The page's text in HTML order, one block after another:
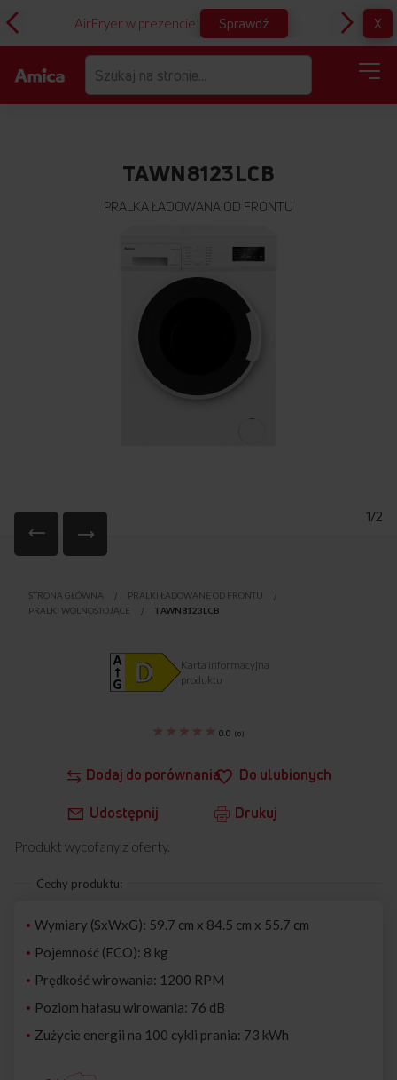
AirFryer w prezencie! Sprawdź X
TAWN8123LCB
PRALKA ŁADOWANA OD FRONTU
1/2
początek
STRONA GŁÓWNA
PRALKI ŁADOWANE OD FRONTU
PRALKI WOLNOSTOJĄCE
TAWN8123LCB
Dodaj do porównania Do ulubionych
Udostępnij Drukuj
0.0 (0)
Karta informacyjna
produktu
Produkt wycofany z oferty.
Cechy produktu:
Wymiary (SxWxG): 59.7 cm x 84.5 cm x 55.7 cm
Pojemność (ECO): 8 kg
Prędkość wirowania: 1200 RPM
Poziom hałasu wirowania: 76 dB
Zużycie energii na 100 cykli prania: 73 kWh